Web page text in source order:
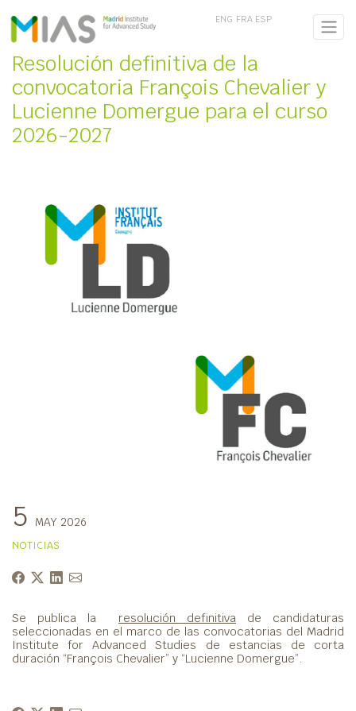
ENG FRA ESP
Resolución definitiva de la
convocatoria François Chevalier y
Lucienne Domergue para el curso
2026-2027
5 MAY 2026
NOTICIAS
Se publica la resolución definitiva de candidaturas
seleccionadas en el marco de las convocatorias del Madrid
Institute for Advanced Studies de estancias de corta
duración “François Chevalier” y “Lucienne Domergue”.